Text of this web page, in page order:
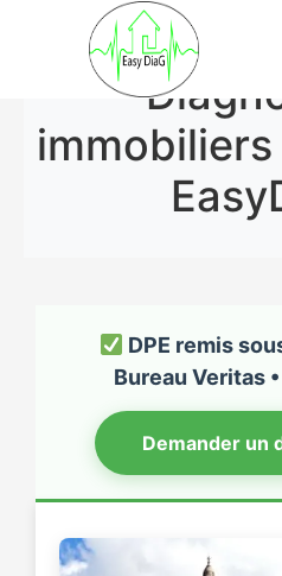
immobiliers
DPE remis
Bureau Veritas
Demander un